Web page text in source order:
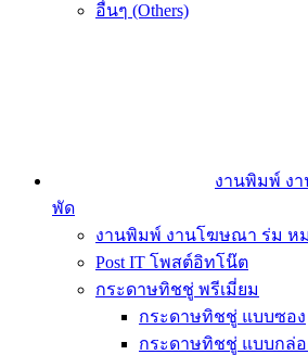
อื่นๆ (Others)
งานพิมพ์ ง
พัด
งานพิมพ์ งานโฆษณา ร่ม ห
Post IT โพสต์อิทโน๊ต
กระดาษทิชชู่ พรีเมี่ยม
กระดาษทิชชู่ แบบซอง
กระดาษทิชชู่ แบบกล่อ